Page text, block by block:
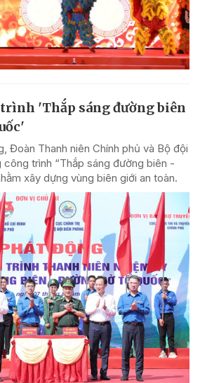
'Thắp sáng đường biên
Đoàn Thanh niên Chính phủ và Bộ đội
công trình “Thắp sáng đường biên -
xây dựng vùng biên giới an toàn.